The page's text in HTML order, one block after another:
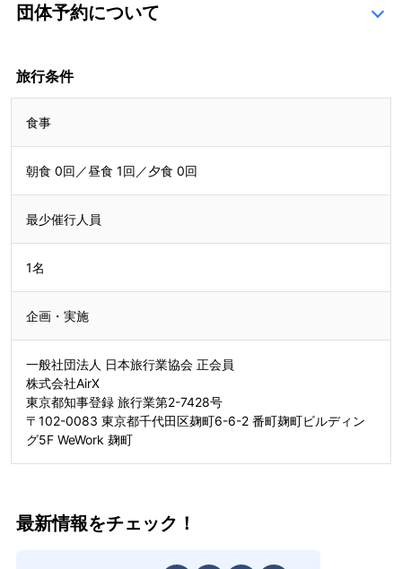
団体予約について
旅行条件
食事
朝食 0回／昼食 1回／夕食 0回
最少催行人員
1名
企画・実施
一般社団法人 日本旅行業協会 正会員
株式会社AirX
東京都知事登録 旅行業第2-7428号
〒102-0083 東京都千代田区麹町6-6-2 番町麹町ビルディン
グ5F WeWork 麹町
最新情報をチェック！